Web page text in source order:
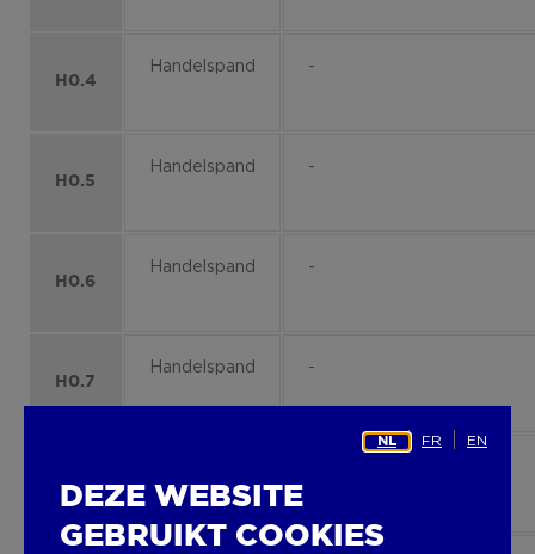
H0.4
Handelspand -
H0.5
Handelspand -
H0.6
Handelspand -
H0.7
Handelspand -
K1
NL FR EN
DEZE WEBSITE
GEBRUIKT COOKIES